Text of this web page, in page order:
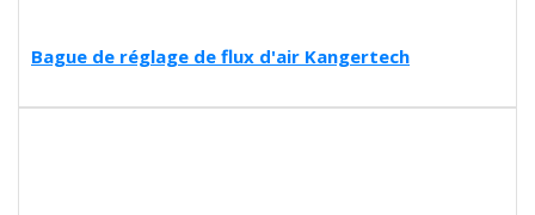
Bague de réglage de flux d'air Kangertech